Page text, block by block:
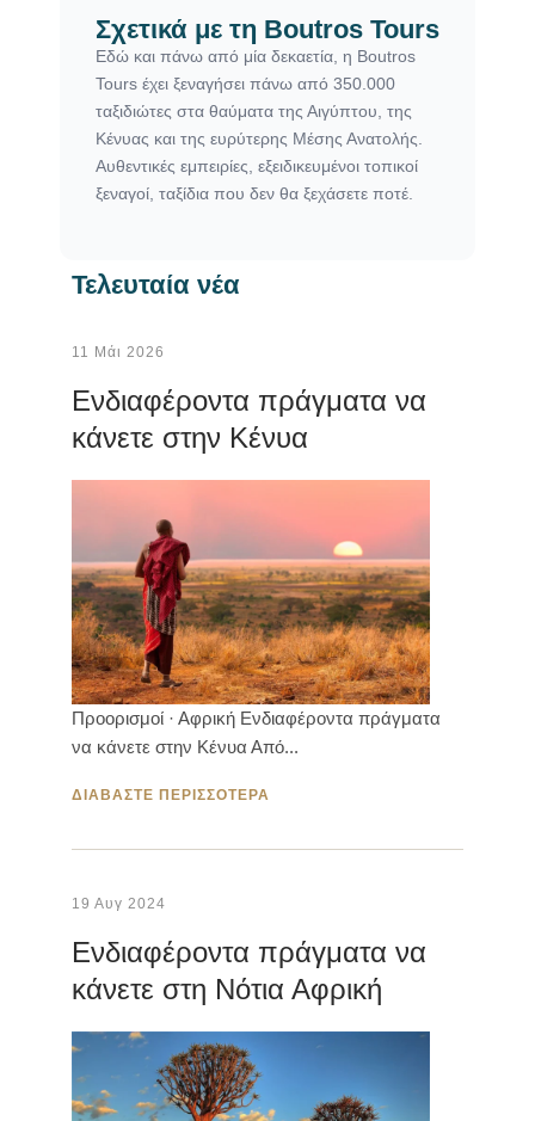
Σχετικά με τη Boutros Tours
Εδώ και πάνω από μία δεκαετία, η Boutros
Tours έχει ξεναγήσει πάνω από 350.000
ταξιδιώτες στα θαύματα της Αιγύπτου, της
Κένυας και της ευρύτερης Μέσης Ανατολής.
Αυθεντικές εμπειρίες, εξειδικευμένοι τοπικοί
ξεναγοί, ταξίδια που δεν θα ξεχάσετε ποτέ.
Τελευταία νέα
11 Μάι 2026
Ενδιαφέροντα πράγματα να
κάνετε στην Κένυα
Προορισμοί · Αφρική Ενδιαφέροντα πράγματα
να κάνετε στην Κένυα Από...
ΔΙΑΒΑΣΤΕ ΠΕΡΙΣΣΟΤΕΡΑ
19 Αυγ 2024
Ενδιαφέροντα πράγματα να
κάνετε στη Νότια Αφρική